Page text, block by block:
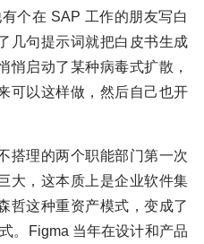
个在 SAP 工作的朋友写白
几句提示词就把白皮书生成
悄启动了某种病毒式扩散，
可以这样做，然后自己也开
搭理的两个职能部门第一次
大，这本质上是企业软件集
哲这种重资产模式，变成了
。Figma 当年在设计和产品